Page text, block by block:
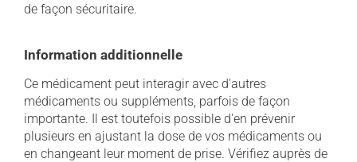
de façon sécuritaire.
Information additionnelle
Ce médicament peut interagir avec d'autres
médicaments ou suppléments, parfois de façon
importante. Il est toutefois possible d'en prévenir
plusieurs en ajustant la dose de vos médicaments ou
en changeant leur moment de prise. Vérifiez auprès de